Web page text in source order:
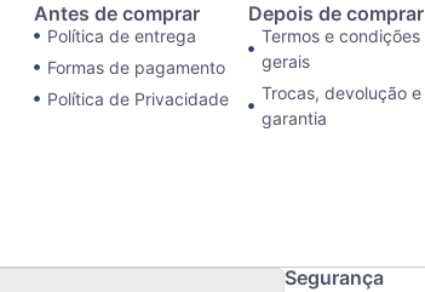
Antes de comprar
Política de entrega
Formas de pagamento
Política de Privacidade
Depois de comprar
Termos e condições
gerais
Trocas, devolução e
garantia
Segurança